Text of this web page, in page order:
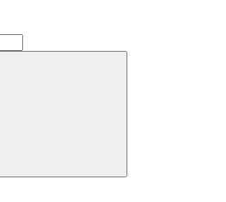
Buscar